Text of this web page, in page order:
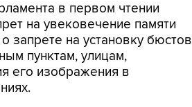
в первом чтении
на увековечение памяти
запрете на установку бюстов
пунктам, улицам,
его изображения в